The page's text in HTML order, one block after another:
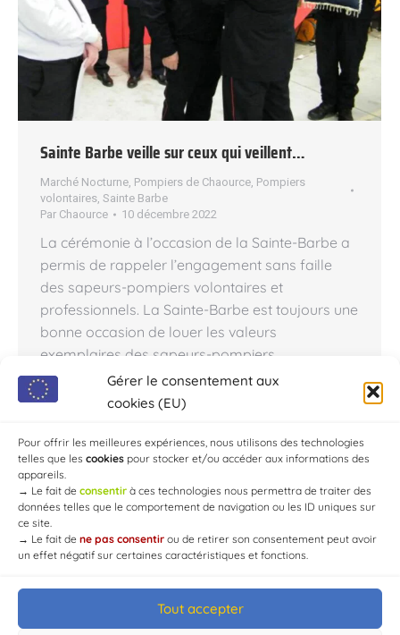
Gérer le consentement aux
cookies (EU)
Pour offrir les meilleures expériences, nous utilisons des technologies
telles que les cookies pour stocker et/ou accéder aux informations des
appareils.
→ Le fait de consentir à ces technologies nous permettra de traiter des
données telles que le comportement de navigation ou les ID uniques sur
ce site.
→ Le fait de ne pas consentir ou de retirer son consentement peut avoir
un effet négatif sur certaines caractéristiques et fonctions.
Tout accepter
Sainte Barbe veille sur ceux qui veillent…
Marché Nocturne, Pompiers de Chaource, Pompiers
volontaires, Sainte Barbe
Par Chaource 10 décembre 2022
La cérémonie à l’occasion de la Sainte-Barbe a
permis de rappeler l’engagement sans faille
des sapeurs-pompiers volontaires et
professionnels. La Sainte-Barbe est toujours une
bonne occasion de louer les valeurs
exemplaires des sapeurs-pompiers.
Abnégation, courage, altruisme et compétence
sont portés chaque jour par ces hommes et
mission. C’est ainsi que…
© Mairie de Chaource [2004-2024] | Tous droits réservés.